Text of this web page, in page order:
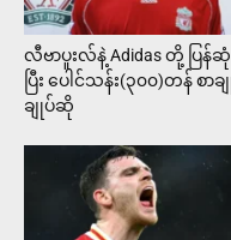
လီဗာပူးလ်နဲ့ Adidas တို့ ပြန်
ပြီး ပေါင်သန်း(၃၀၀)တန် စာခ
ချုပ်ဆို